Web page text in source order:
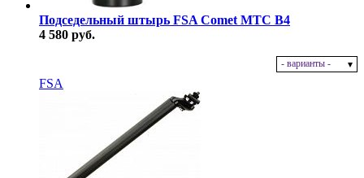
Подседельный штырь FSA Comet MTC B4
4 580 руб.
- варианты -
FSA